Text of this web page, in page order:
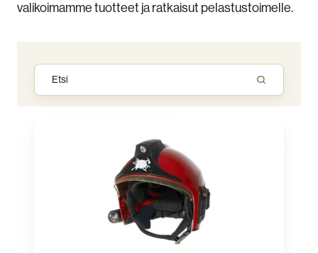
valikoimamme tuotteet ja ratkaisut pelastustoimelle.